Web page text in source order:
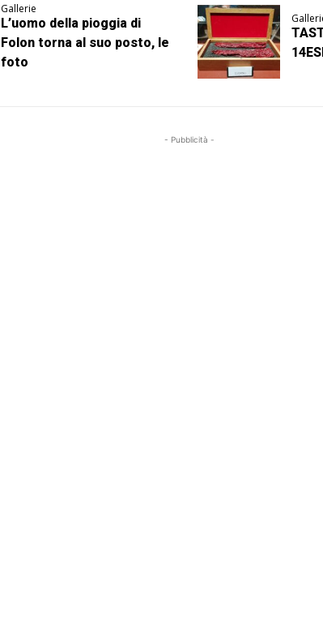
Gallerie
L’uomo della pioggia di
Folon torna al suo posto, le
foto
- Pubblicità -